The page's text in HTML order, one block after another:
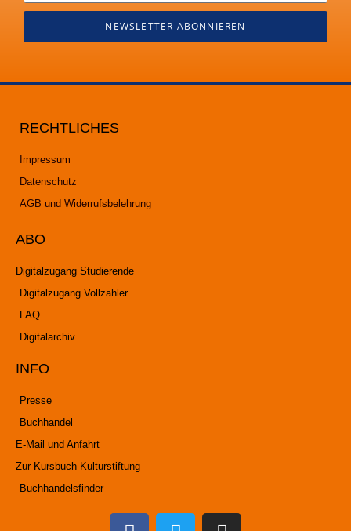
NEWSLETTER ABONNIEREN
RECHTLICHES
Impressum
Datenschutz
AGB und Widerrufsbelehrung
ABO
Digitalzugang Studierende
Digitalzugang Vollzahler
FAQ
Digitalarchiv
INFO
Presse
Buchhandel
E-Mail und Anfahrt
Zur Kursbuch Kulturstiftung
Buchhandelsfinder